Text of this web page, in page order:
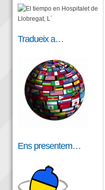
Tradueix a…
Ens presentem…